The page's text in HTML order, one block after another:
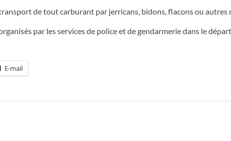
de tout carburant par jerricans, bidons, flacons ou autres
par les services de police et de gendarmerie dans le
E-mail